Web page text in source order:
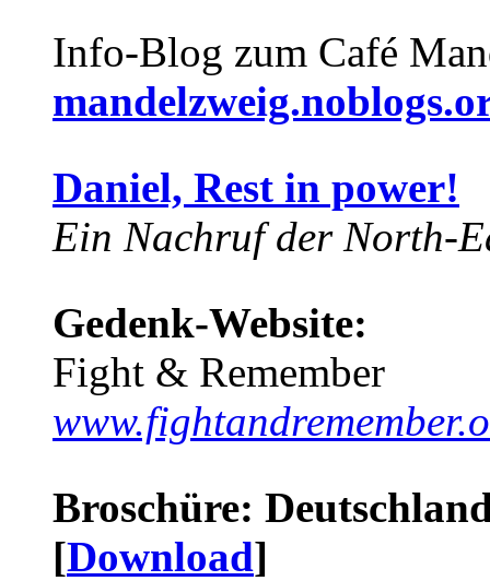
Info-Blog zum Café
Daniel, Rest in power!
Ein Nachruf der North-
Gedenk-Website:
Fight & Remember
Broschüre:
[Download]